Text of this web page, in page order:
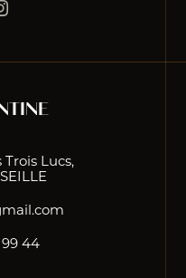
Trois Lucs,
99 44